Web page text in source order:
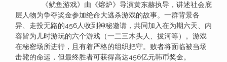
《鱿鱼游戏》由《熔炉》导演黄东赫执导，讲述社会底
层人物为争夺奖金参加绝命大逃杀游戏的故事。一群背景各
异、走投无路的456人收到神秘邀请，共同加入在为期六天、内
容皆为儿时游玩的六个游戏（一二三木头人、拔河等）。游戏
在秘密场所进行，且有着严格的组织把守。败者将面临被当场
击毙的命运，但最终胜者可获得高达456亿元韩币奖金。